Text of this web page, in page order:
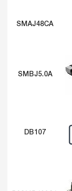
SMAJ48CA
SMBJ5.0A
DB107